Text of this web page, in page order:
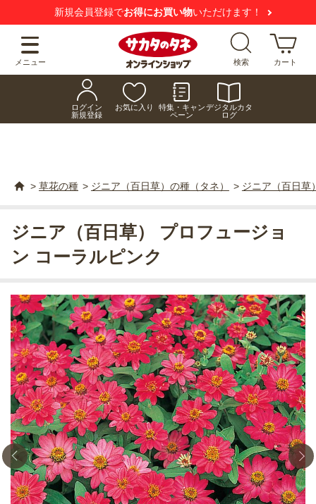
新規会員登録でお得にお買い物いただけます！
メニュー 検索 カート
ログイン
新規登録
お気に入り
特集・キャン
ペーン
デジタルカタ
ログ
> 草花の種 > ジニア（百日草）の種（タネ） > ジニア（百日草
ジニア（百日草） プロフュージョ
ン コーラルピンク